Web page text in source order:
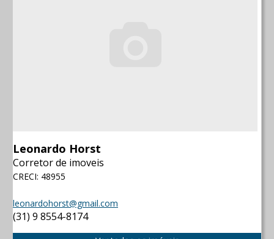
Leonardo Horst
Corretor de imoveis
CRECI: 48955
leonardohorst@gmail.com
(31) 9 8554-8174